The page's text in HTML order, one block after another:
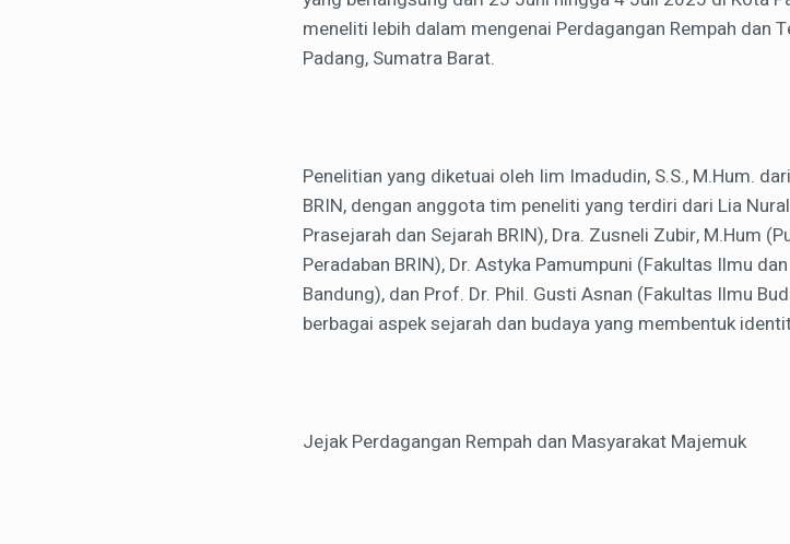
meneliti lebih dalam mengenai Perdagangan Rempah dan
Padang, Sumatra Barat.
Penelitian yang diketuai oleh Iim Imadudin, S.S., M.Hum.
BRIN, dengan anggota tim peneliti yang terdiri dari Lia
Prasejarah dan Sejarah BRIN), Dra. Zusneli Zubir, M.Hum
Peradaban BRIN), Dr. Astyka Pamumpuni (Fakultas Ilmu
Bandung), dan Prof. Dr. Phil. Gusti Asnan (Fakultas Ilmu
berbagai aspek sejarah dan budaya yang membentuk
Jejak Perdagangan Rempah dan Masyarakat Majemuk